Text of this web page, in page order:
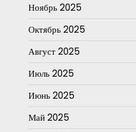
Ноябрь 2025
Октябрь 2025
Август 2025
Июль 2025
Июнь 2025
Май 2025